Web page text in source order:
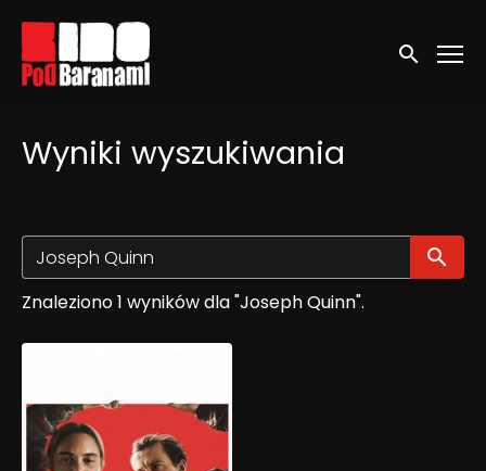
Linki ułatwień dostępu
Wyszukaj
Wyniki wyszukiwania
Znaleziono 1 wyników dla "Joseph Quinn".